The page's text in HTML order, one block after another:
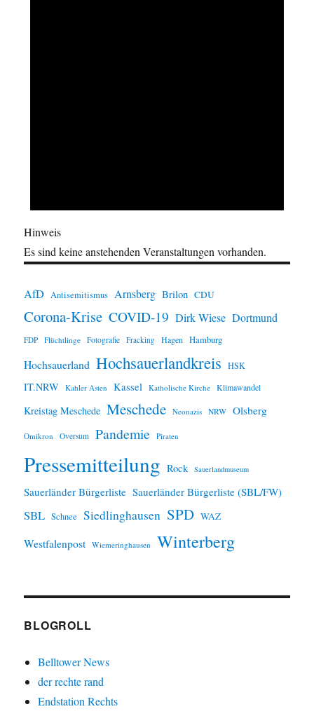
Hinweis
Es sind keine anstehenden Veranstaltungen vorhanden.
AfD Antisemitismus Arnsberg Brilon CDU
Corona-Krise COVID-19 Dirk Wiese Dortmund
FDP Flüchtlinge Fotografie Fracking Hagen Hamburg
Hochsauerland Hochsauerlandkreis HSK
IT.NRW Kahler Asten Kassel Katholische Kirche Klimawandel
Kreistag Meschede Meschede Neonazis NRW Olsberg
Omikron Oversum Pandemie Piraten
Pressemitteilung Rock Sauerlandmuseum
Sauerländer Bürgerliste Sauerländer Bürgerliste (SBL/FW)
SBL Schnee Siedlinghausen SPD WAZ
Westfalenpost Wiemeringhausen Winterberg
BLOGROLL
Belltower News
der rechte rand
Endstation Rechts